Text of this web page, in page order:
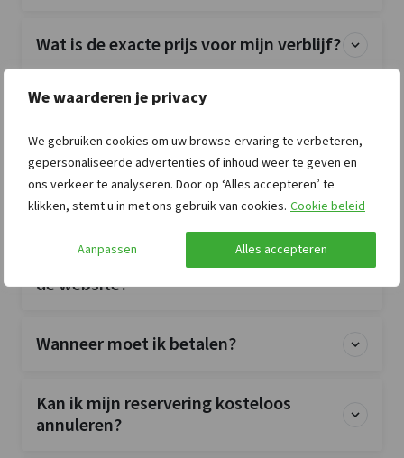
We waarderen je privacy
We gebruiken cookies om uw browse-ervaring te verbeteren,
gepersonaliseerde advertenties of inhoud weer te geven en
ons verkeer te analyseren. Door op ‘Alles accepteren’ te
klikken, stemt u in met ons gebruik van cookies. Cookie beleid
Aanpassen Alles accepteren
Wat is de exacte prijs voor mijn verblijf?
Kan ik vooraf vragen stellen over een
Kan ik na mijn boeking rechtstreeks
contact opnemen met de verhuurder?
Waarom staat het exacte adres niet op
de website?
Wanneer moet ik betalen?
Kan ik mijn reservering kosteloos
annuleren?